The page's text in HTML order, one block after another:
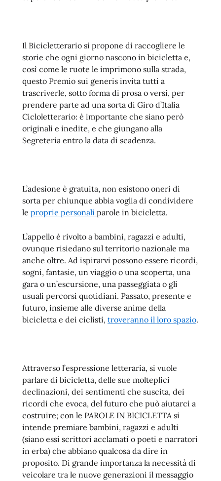
Il Bicicletterario si propone di raccogliere le
storie che ogni giorno nascono in bicicletta e,
così come le ruote le imprimono sulla strada,
questo Premio sui generis invita tutti a
trascriverle, sotto forma di prosa o versi, per
prendere parte ad una sorta di Giro d’Italia
Cicloletterario: è importante che siano però
originali e inedite, e che giungano alla
Segreteria entro la data di scadenza.
L’adesione è gratuita, non esistono oneri di
sorta per chiunque abbia voglia di condividere
le proprie personali parole in bicicletta.
L’appello è rivolto a bambini, ragazzi e adulti,
ovunque risiedano sul territorio nazionale ma
anche oltre. Ad ispirarvi possono essere ricordi,
sogni, fantasie, un viaggio o una scoperta, una
gara o un’escursione, una passeggiata o gli
usuali percorsi quotidiani. Passato, presente e
futuro, insieme alle diverse anime della
bicicletta e dei ciclisti, troveranno il loro spazio.
Attraverso l’espressione letteraria, si vuole
parlare di bicicletta, delle sue molteplici
declinazioni, dei sentimenti che suscita, dei
ricordi che evoca, del futuro che può aiutarci a
costruire; con le PAROLE IN BICICLETTA si
intende premiare bambini, ragazzi e adulti
(siano essi scrittori acclamati o poeti e narratori
in erba) che abbiano qualcosa da dire in
proposito. Di grande importanza la necessità di
veicolare tra le nuove generazioni il messaggio